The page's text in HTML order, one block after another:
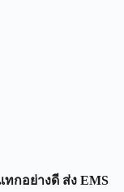
กอย่างดี ส่ง EMS